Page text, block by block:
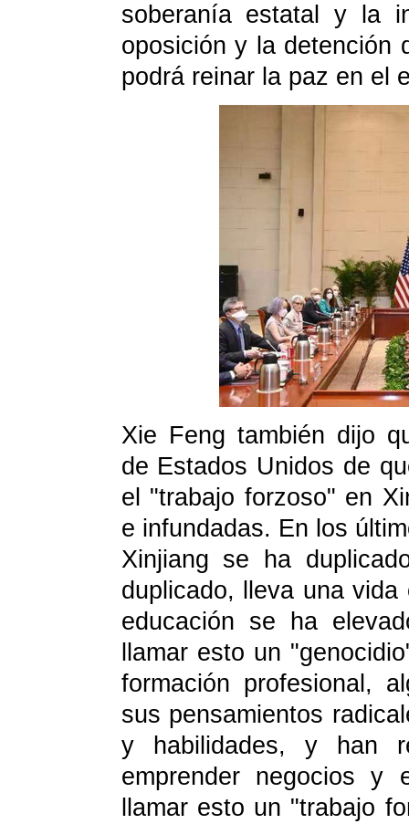
soberanía estatal y la
oposición y la detención
podrá reinar la paz en el
Xie Feng también dijo
de Estados Unidos de
el "trabajo forzoso" en
e infundadas. En los
Xinjiang se ha
duplicado, lleva una
educación se ha
llamar esto un
formación profesional,
sus pensamientos
y habilidades, y han
emprender negocios y
llamar esto un "trabajo